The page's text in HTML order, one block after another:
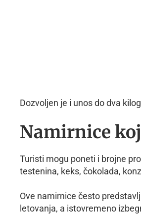
Dozvoljen je i unos do dva
Namirnice
Turisti mogu poneti i brojne
testenina, keks, čokolada,
Ove namirnice često
letovanja, a istovremeno